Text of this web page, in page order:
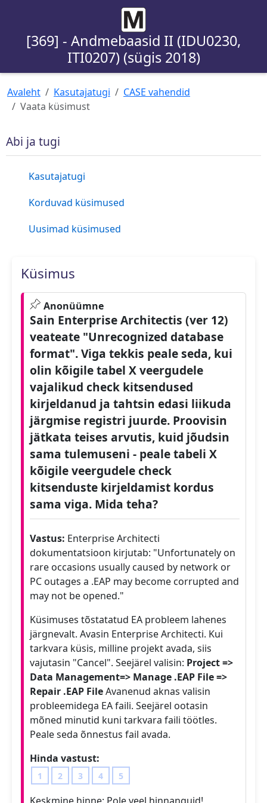
[369] - Andmebaasid II (IDU0230,
ITI0207) (sügis 2018)
Avaleht Kasutajatugi
CASE vahendid
Vaata küsimust
Abi ja tugi
Kasutajatugi
Korduvad küsimused
Uusimad küsimused
Küsimus
Anonüümne
Sain Enterprise Architectis (ver 12)
veateate "Unrecognized database
format". Viga tekkis peale seda, kui
olin kõigile tabel X veergudele
vajalikud check kitsendused
kirjeldanud ja tahtsin edasi liikuda
järgmise registri juurde. Proovisin
jätkata teises arvutis, kuid jõudsin
sama tulemuseni - peale tabeli X
kõigile veergudele check
kitsenduste kirjeldamist kordus
sama viga. Mida teha?
Vastus: Enterprise Architecti
dokumentatsioon kirjutab: "Unfortunately on
rare occasions usually caused by network or
PC outages a .EAP may become corrupted and
may not be opened."
Küsimuses tõstatatud EA probleem lahenes
järgnevalt. Avasin Enterprise Architecti. Kui
tarkvara küsis, milline projekt avada, siis
vajutasin "Cancel". Seejärel valisin: Project =>
Data Management=> Manage .EAP File =>
Repair .EAP FileAvanenud aknas valisin
probleemidega EA faili. Seejärel ootasin
mõned minutid kuni tarkvara faili töötles.
Peale seda õnnestus fail avada.
Hinda vastust:
1 2 3 4 5